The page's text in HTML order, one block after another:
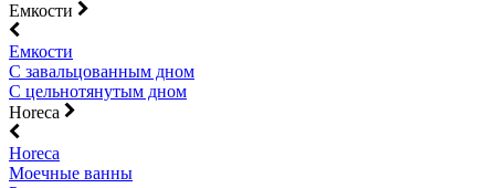
Емкости
Емкости
С завальцованным дном
С цельнотянутым дном
Horeca
Horeca
Моечные ванны